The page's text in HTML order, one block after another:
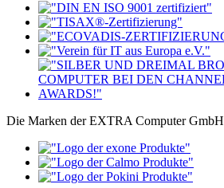
Die Marken der EXTRA Computer GmbH